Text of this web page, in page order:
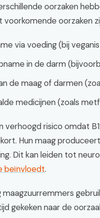
oorzaken
voorkomende oorzaken
via voeding (bij
in de darm
de maag of darmen
medicijnen (zoals
verhoogd risico omdat
Hun maag
Dit kan leiden tot
beïnvloedt.
maagzuurremmers
gekeken naar de